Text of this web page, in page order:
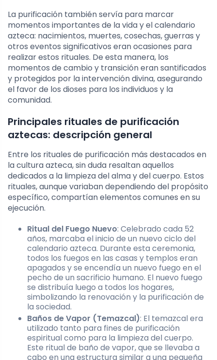
La purificación también servía para marcar
momentos importantes de la vida y el calendario
azteca: nacimientos, muertes, cosechas, guerras y
otros eventos significativos eran ocasiones para
realizar estos rituales. De esta manera, los
momentos de cambio y transición eran santificados
y protegidos por la intervención divina, asegurando
el favor de los dioses para los individuos y la
comunidad.
Principales rituales de purificación
aztecas: descripción general
Entre los rituales de purificación más destacados en
la cultura azteca, sin duda resaltan aquellos
dedicados a la limpieza del alma y del cuerpo. Estos
rituales, aunque variaban dependiendo del propósito
específico, compartían elementos comunes en su
ejecución.
Ritual del Fuego Nuevo: Celebrado cada 52
años, marcaba el inicio de un nuevo ciclo del
calendario azteca. Durante esta ceremonia,
todos los fuegos en las casas y templos eran
apagados y se encendía un nuevo fuego en el
pecho de un sacrificio humano. El nuevo fuego
se distribuía luego a todos los hogares,
simbolizando la renovación y la purificación de
la sociedad.
Baños de Vapor (Temazcal): El temazcal era
utilizado tanto para fines de purificación
espiritual como para la limpieza del cuerpo.
Este ritual de baño de vapor, que se llevaba a
cabo en una estructura similar a una pequeña